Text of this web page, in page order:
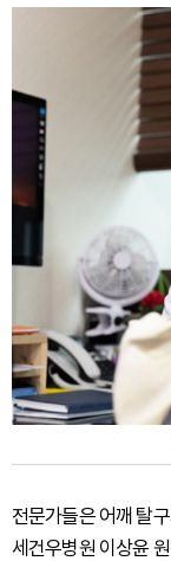
전문가들은 어깨 탈
세건우병원 이상윤